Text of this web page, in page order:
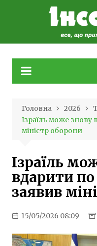
Головна 2026
Ізраїль може знову
міністр оборони
Ізраїль
вдарити
заявив
15/05/2026 08:09